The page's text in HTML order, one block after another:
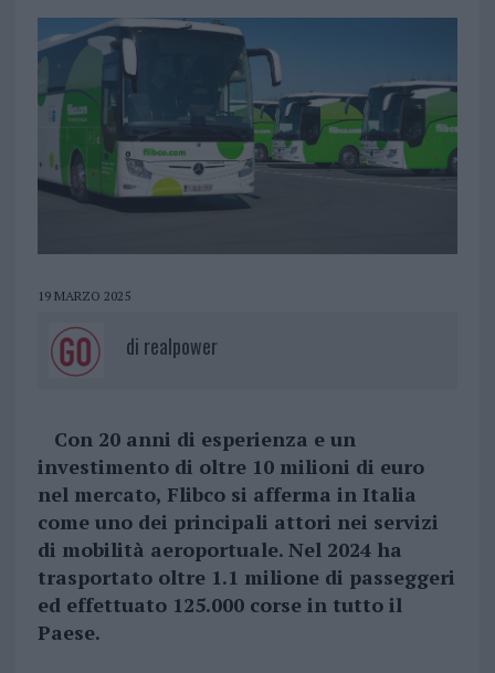
19 MARZO 2025
di realpower
Con 20 anni di esperienza e un
investimento di oltre 10 milioni di euro
nel mercato, Flibco si afferma in Italia
come uno dei principali attori nei servizi
di mobilità aeroportuale. Nel 2024 ha
trasportato oltre 1.1 milione di passeggeri
ed effettuato 125.000 corse in tutto il
Paese.